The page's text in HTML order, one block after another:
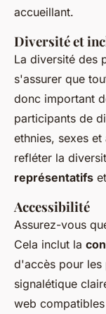
accueillant.
Diversité et
La diversité des
s'assurer que
donc important
participants de
ethnies, sexes
refléter la
représentatifs
Accessibilité
Assurez-vous
Cela inclut la
d'accès pour les
signalétique
web